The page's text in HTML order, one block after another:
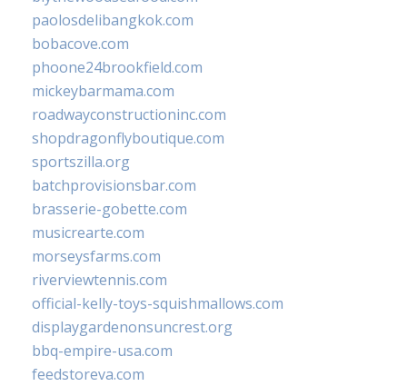
paolosdelibangkok.com
bobacove.com
phoone24brookfield.com
mickeybarmama.com
roadwayconstructioninc.com
shopdragonflyboutique.com
sportszilla.org
batchprovisionsbar.com
brasserie-gobette.com
musicrearte.com
morseysfarms.com
riverviewtennis.com
official-kelly-toys-squishmallows.com
displaygardenonsuncrest.org
bbq-empire-usa.com
feedstoreva.com